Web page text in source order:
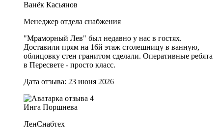
Ванёк Касьянов
Менеджер отдела снабжения
"Мраморный Лев" был недавно у нас в гостях.
Доставили прям на 16й этаж столешницу в ванную,
облицовку стен гранитом сделали. Оперативные ребята
в Пересвете - просто класс.
Дата отзыва: 23 июня 2026
Инга Поршнева
ЛенСнабтех